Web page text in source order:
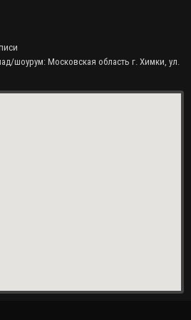
шоурум: Московская область г. Химки, ул.